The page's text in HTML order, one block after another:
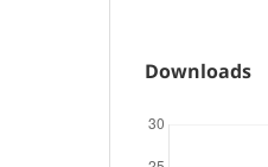
Downloads